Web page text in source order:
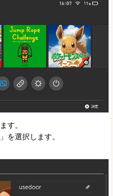
す。
を選択します。